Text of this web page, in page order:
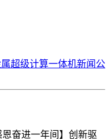
超级计算一体机新闻公
恩奋进一年间】创新驱